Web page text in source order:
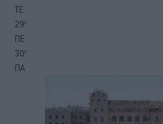
ΤΕ
29°
ΠΕ
30°
ΠΑ